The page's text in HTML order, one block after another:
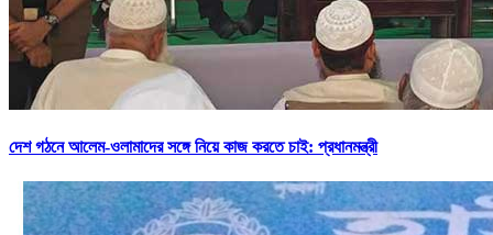
দেশ গঠনে আলেম-ওলামাদের সঙ্গে নিয়ে কাজ করতে চাই: প্রধানমন্ত্রী